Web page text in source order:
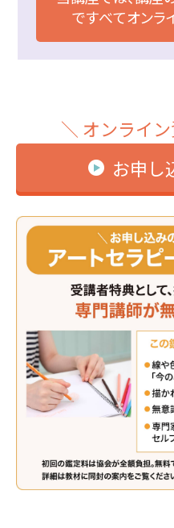
ですべてオンラ
＼ オンライ
お申し